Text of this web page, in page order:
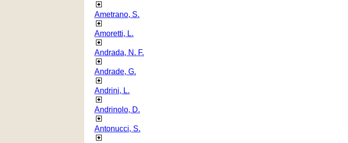
Ametrano, S.
Amoretti, L.
Andrada, N. F.
Andrade, G.
Andrini, L.
Andrinolo, D.
Antonucci, S.